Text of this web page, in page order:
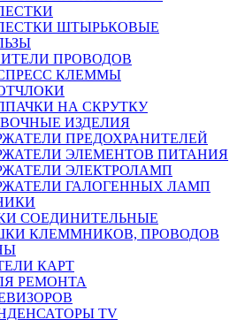
ШТЫРЬКОВЫЕ
ПРОВОДОВ
КЛЕММЫ
НА СКРУТКУ
ИЗДЕЛИЯ
ПРЕДОХРАНИТЕЛЕЙ
ЭЛЕМЕНТОВ ПИТАНИЯ
ЭЛЕКТРОЛАМП
ГАЛОГЕННЫХ ЛАМП
СОЕДИНИТЕЛЬНЫЕ
КЛЕММНИКОВ, ПРОВОДОВ
КАРТ
РЕМОНТА
TV